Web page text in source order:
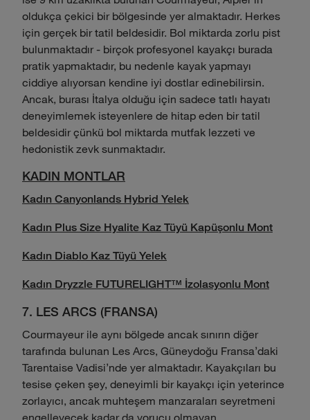
oldukça çekici bir bölgesinde yer almaktadır. Herkes
için gerçek bir tatil beldesidir. Bol miktarda zorlu pist
bulunmaktadır - birçok profesyonel kayakçı burada
pratik yapmaktadır, bu nedenle kayak yapmayı
ciddiye alıyorsan kendine iyi dostlar edinebilirsin.
Ancak, burası İtalya olduğu için sadece tatlı hayatı
deneyimlemek isteyenlere de hitap eden bir tatil
beldesidir çünkü bol miktarda mutfak lezzeti ve
hedonistik zevk sunmaktadır.
KADIN MONTLAR
Kadın Canyonlands Hybrid Yelek
Kadın Plus Size Hyalite Kaz Tüyü Kapüşonlu Mont
Kadın Diablo Kaz Tüyü Yelek
Kadın Dryzzle FUTURELIGHT™ İzolasyonlu Mont
7. LES ARCS (FRANSA)
Courmayeur ile aynı bölgede ancak sınırın diğer
tarafında bulunan Les Arcs, Güneydoğu Fransa'daki
Tarentaise Vadisi'nde yer almaktadır. Kayakçıları bu
tesise çeken şey, deneyimli bir kayakçı için yeterince
zorlayıcı, ancak muhteşem manzaraları seyretmeni
engelleyecek kadar da yorucu olmayan